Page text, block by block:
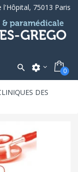
l'Hôpital, 75013 Paris
 settings 0
DES